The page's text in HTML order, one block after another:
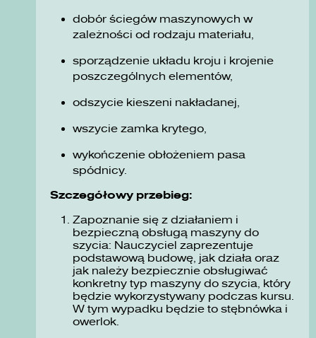
dobór ściegów maszynowych w
zależności od rodzaju materiału,
sporządzenie układu kroju i krojenie
poszczególnych elementów,
odszycie kieszeni nakładanej,
wszycie zamka krytego,
wykończenie obłożeniem pasa
spódnicy.
Szczegółowy przebieg:
Zapoznanie się z działaniem i
bezpieczną obsługą maszyny do
szycia: Nauczyciel zaprezentuje
podstawową budowę, jak działa oraz
jak należy bezpiecznie obsługiwać
konkretny typ maszyny do szycia, który
będzie wykorzystywany podczas kursu.
W tym wypadku będzie to stębnówka i
owerlok.